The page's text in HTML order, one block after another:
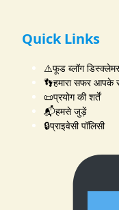
Quick Links
⚠️फूड ब्लॉग डिस्क्लेमर
👣हमारा सफर
📜प्रयोग की शर्तें
📬हमसे जुड़ें
🔒प्राइवेसी पॉलिसी